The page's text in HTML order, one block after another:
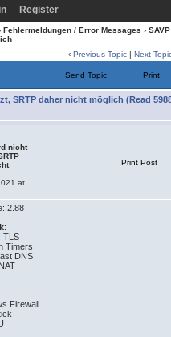
Register
Fehlermeldungen / Error Messages › SAVP
‹ Previous Topic | Next
Send Topic Print
SRTP daher nicht möglich (Read
nicht
at
Print Post
2.88
:
TLS
Timers
DNS
Firewall